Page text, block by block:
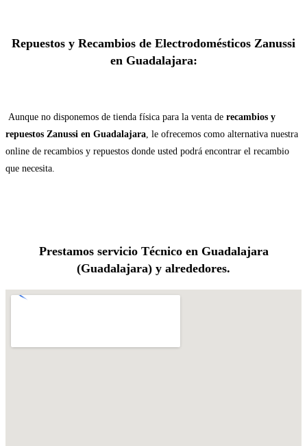
Repuestos y Recambios de Electrodomésticos Zanussi
en Guadalajara:
Aunque no disponemos de tienda física para la venta de recambios y
repuestos Zanussi en Guadalajara, le ofrecemos como alternativa nuestra
online de recambios y repuestos donde usted podrá encontrar el recambio
que necesita.
Prestamos servicio Técnico en Guadalajara
(Guadalajara) y alrededores.